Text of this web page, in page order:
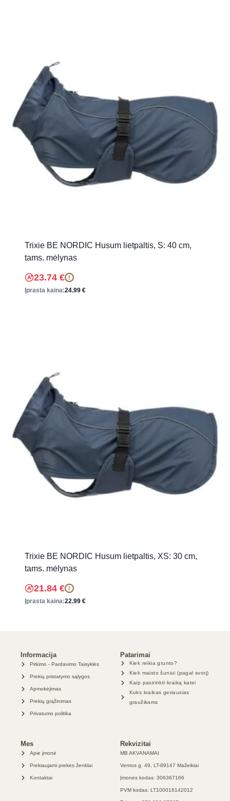
Trixie BE NORDIC Husum lietpaltis, S: 40 cm,
tams. mėlynas
23.74 € !
Įprasta kaina:24.99 €
Trixie BE NORDIC Husum lietpaltis, XS: 30 cm,
tams. mėlynas
21.84 € !
Įprasta kaina:22.99 €
Informacija
Pirkimo - Pardavimo Taisyklės
Prekių pristatymo sąlygos
Apmokėjimas
Prekių grąžinimas
Privatumo politika
Patarimai
Kiek reikia grunto?
Kiek maisto šuniui (pagal svorį)
Kaip pasirinkti kraiką katei
Koks kraikas geriausias
graužikams
Mes
Apie įmonė
Prekiaujami prekės ženklai
Kontaktai
Rekvizitai
MB AKVANAMAI
Ventos g. 49, LT-89147 Mažeikiai
Įmonės kodas: 306367166
PVM kodas: LT100016142012